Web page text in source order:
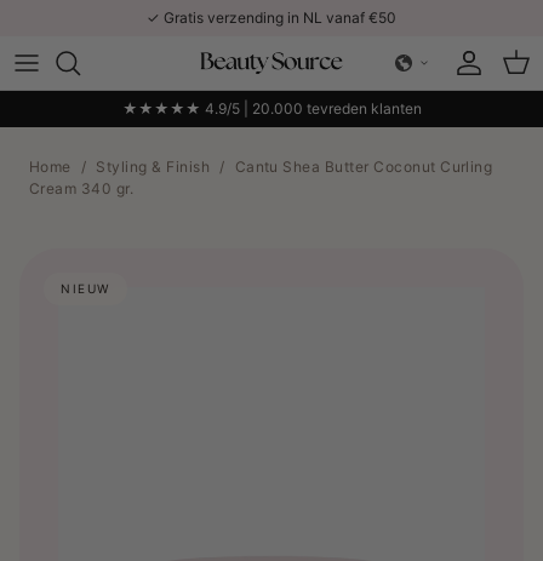
✓ Gratis verzending in NL vanaf €50
Account
★★★★★ 4.9/5 | 20.000 tevreden klanten
Home / Styling & Finish /
Cantu Shea Butter Coconut Curling
Cream 340 gr.
NIEUW